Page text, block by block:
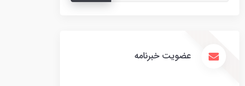
عضویت خبرنامه